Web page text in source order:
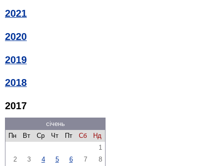
2021
2020
2019
2018
2017
січень
Пн
Вт Ср Чт Пт Сб
Нд
1
2
3 4 5 6 7
8